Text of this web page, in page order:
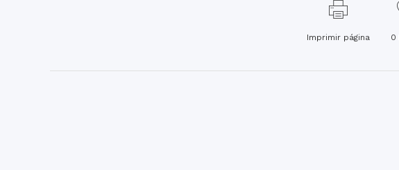
Imprimir página 0